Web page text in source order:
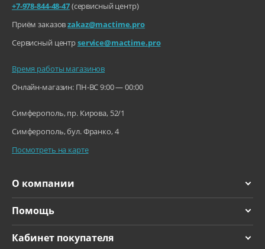
О компании
Помощь
Кабинет покупателя
+7-978-844-48-47(сервисный центр)
Приём заказовzakaz@mactime.pro
Сервисный центрservice@mactime.pro
Время работы магазинов
Онлайн-магазин: ПН-ВС 9:00 — 00:00
Симферополь, пр. Кирова, 52/1
Симферополь, бул. Франко, 4
Посмотреть на карте